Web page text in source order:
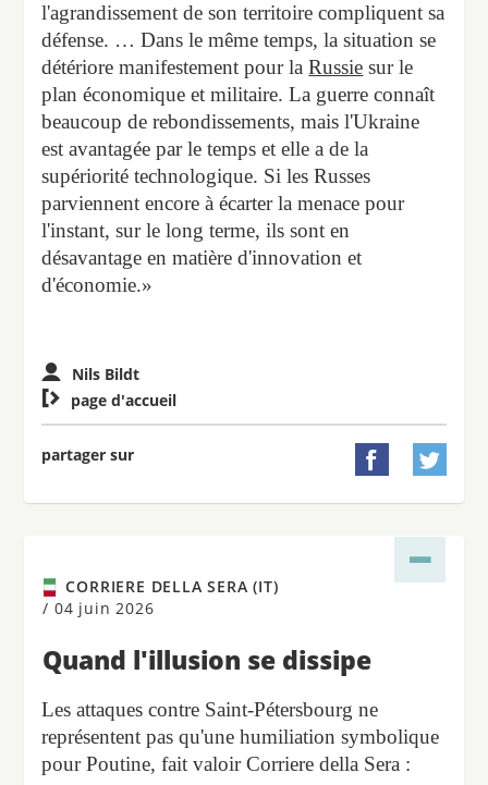
l'agrandissement de son territoire compliquent sa
défense. … Dans le même temps, la situation se
détériore manifestement pour laRussie sur le
plan économique et militaire. La guerre connaît
beaucoup de rebondissements, mais l'Ukraine
est avantagée par le temps et elle a de la
supériorité technologique. Si les Russes
parviennent encore à écarter la menace pour
l'instant, sur le long terme, ils sont en
désavantage en matière d'innovation et
d'économie.»
Nils Bildt
 page d'accueil
partager sur  
CORRIERE DELLA SERA (IT)
/ 04 juin 2026
Quand l'illusion se dissipe
Les attaques contre Saint-Pétersbourg ne
représentent pas qu'une humiliation symbolique
pour Poutine, fait valoir Corriere della Sera :